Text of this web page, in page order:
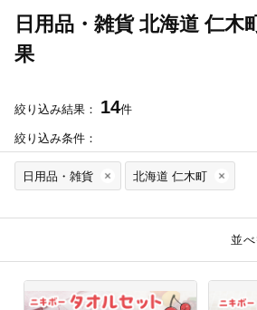
日用品・雑貨 北海道 仁木
果
絞り込み結果： 14件
絞り込み条件：
日用品・雑貨 北海道 仁木町
並